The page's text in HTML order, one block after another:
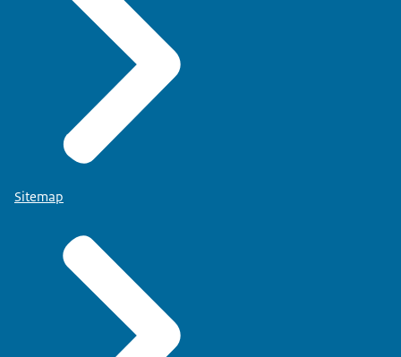
Sitemap